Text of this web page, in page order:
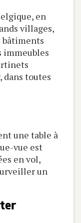
en
villages,
immeubles
toutes
une table à
vue est
en vol,
un